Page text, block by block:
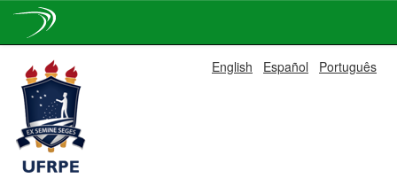
navigation
English Español Português